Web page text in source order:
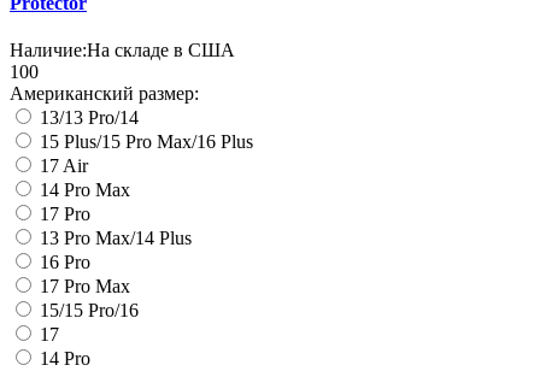
Наличие:На складе в США
100
Американский размер:
13/13 Pro/14
15 Plus/15 Pro Max/16 Plus
17 Air
14 Pro Max
17 Pro
13 Pro Max/14 Plus
16 Pro
17 Pro Max
15/15 Pro/16
17
14 Pro